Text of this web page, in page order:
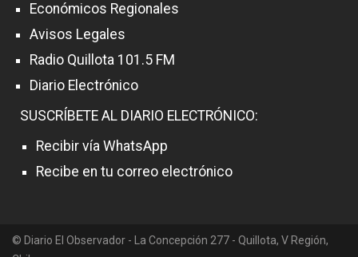
Económicos Regionales
Avisos Legales
Radio Quillota 101.5 FM
Diario Electrónico
SUSCRÍBETE AL DIARIO ELECTRÓNICO:
Recibir vía WhatsApp
Recibe en tu correo electrónico
© Diario El Observador - La Concepción 277 - Quillota, V Región,